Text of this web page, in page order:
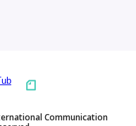
Communication